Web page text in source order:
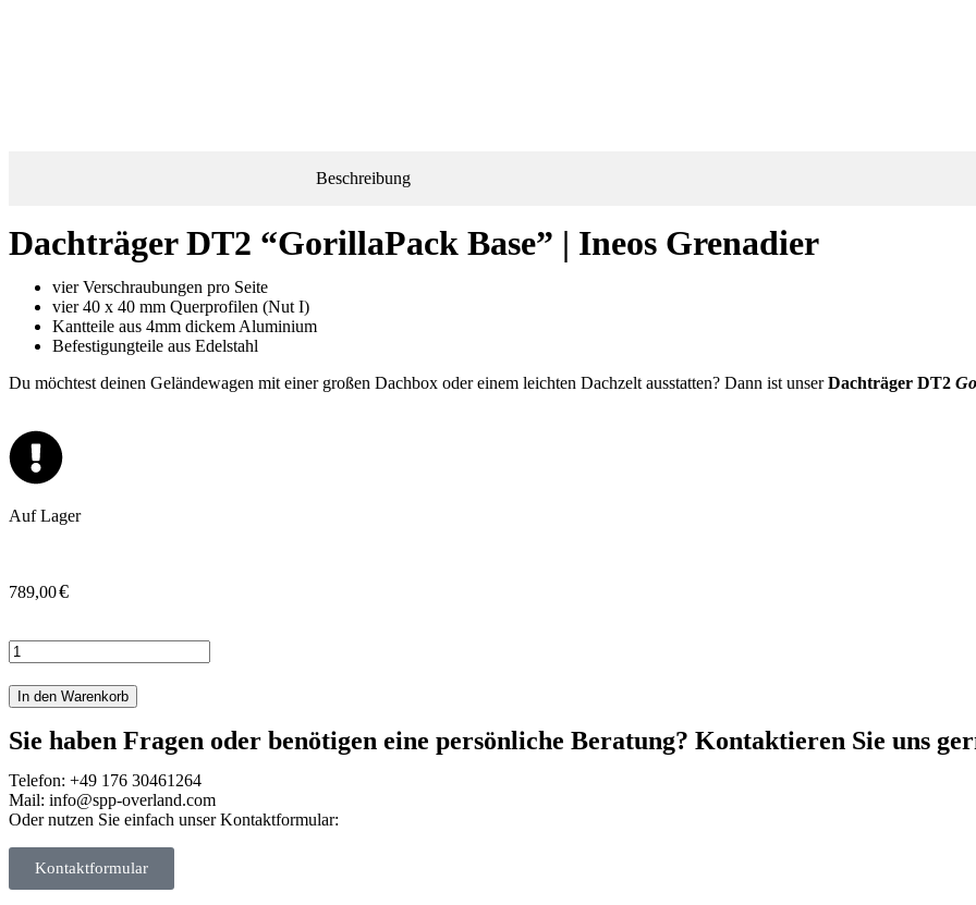
Beschreibung
Dachträger DT2 “GorillaPack Base” | Ineos Grenadier
vier Verschraubungen pro Seite
vier 40 x 40 mm Querprofilen (Nut I)
Kantteile aus 4mm dickem Aluminium
Befestigungteile aus Edelstahl
Du möchtest deinen Geländewagen mit einer großen Dachbox oder einem leichten Dachzelt ausstatten? Dann ist unserDachträger DT2
Auf Lager
789,00€
In den Warenkorb
Sie haben Fragen oder benötigen eine persönliche Beratung? Kontaktieren Sie uns
Telefon: +49 176 30461264
Mail: info@spp-overland.com
Oder nutzen Sie einfach unser Kontaktformular:
Kontaktformular